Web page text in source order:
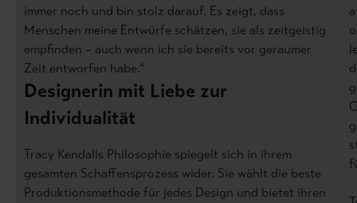
immer noch und bin stolz darauf. Es zeigt, dass
Menschen meine Entwürfe schätzen, sie als zeitgeistig
empfinden – auch wenn ich sie bereits vor geraumer
Zeit entworfen habe.“
Designerin mit Liebe zur
Individualität
Tracy Kendalls Philosophie spiegelt sich in ihrem
gesamten Schaffensprozess wider. Sie wählt die beste
Produktionsmethode für jedes Design und bietet ihren